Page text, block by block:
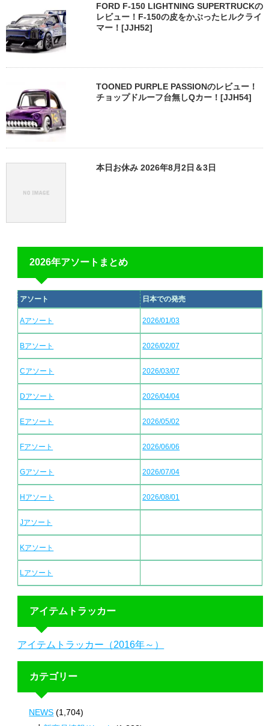
FORD F-150 LIGHTNING SUPERTRUCKの
レビュー！F-150の皮をかぶったヒルクライ
マー！[JJH52]
TOONED PURPLE PASSIONのレビュー！
チョップドルーフ台無しQカー！[JJH54]
本日お休み 2026年8月2日＆3日
2026年アソートまとめ
アソート 日本での発売
Aアソート 2026/01/03
Bアソート 2026/02/07
Cアソート 2026/03/07
Dアソート 2026/04/04
Eアソート 2026/05/02
Fアソート 2026/06/06
Gアソート 2026/07/04
Hアソート 2026/08/01
Jアソート
Kアソート
Lアソート
アイテムトラッカー
アイテムトラッカー（2016年～）
カテゴリー
NEWS (1,704)